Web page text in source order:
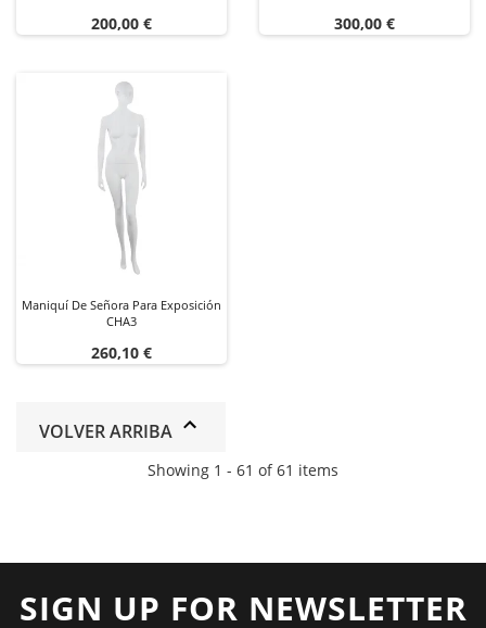
Precio
200,00 € Precio
300,00 €
Maniquí De Señora Para Exposición
CHA3
Precio
260,10 €
VOLVER ARRIBA
Showing 1 - 61 of 61 items
SIGN UP FOR NEWSLETTER